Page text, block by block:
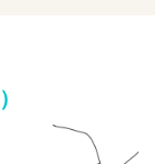
ご安心ください